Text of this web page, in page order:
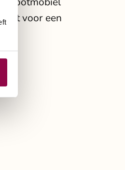
voor een